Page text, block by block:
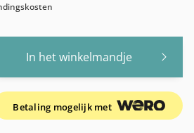
In het winkelmandje
Betaling mogelijk met